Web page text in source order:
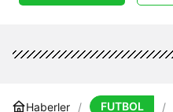
Haberler FUTBOL